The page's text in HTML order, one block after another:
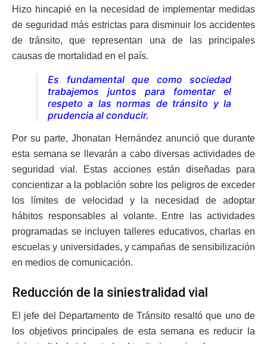
Hizo hincapié en la necesidad de implementar medidas
de seguridad más estrictas para disminuir los accidentes
de tránsito, que representan una de las principales
causas de mortalidad en el país.
Es fundamental que como sociedad
trabajemos juntos para fomentar el
respeto a las normas de tránsito y la
prudencia al conducir.
Por su parte, Jhonatan Hernández anunció que durante
esta semana se llevarán a cabo diversas actividades de
seguridad vial. Estas acciones están diseñadas para
concientizar a la población sobre los peligros de exceder
los límites de velocidad y la necesidad de adoptar
hábitos responsables al volante. Entre las actividades
programadas se incluyen talleres educativos, charlas en
escuelas y universidades, y campañas de sensibilización
en medios de comunicación.
Reducción de la siniestralidad vial
El jefe del Departamento de Tránsito resaltó que uno de
los objetivos principales de esta semana es reducir la